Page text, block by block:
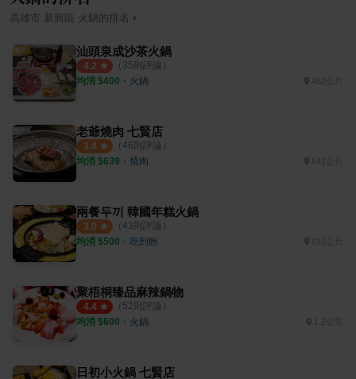
高雄市 新興區 火鍋 的排名 ›
汕頭泉成沙茶火鍋
4.2 （ 35則評論）
均消 $400 ・ 火鍋 462公尺
老爺燒肉 七賢店
3.4 （ 46則評論）
均消 $639 ・ 燒肉
兩餐두끼 韓國年糕火鍋
3.0 （ 43則評論）
均消 $500 ・ 吃到飽 615公尺
聚梧桐臻品麻辣鍋物
4.4 （ 52則評論）
均消 $600 ・ 火鍋 1.2公里
日初小火鍋 七賢店